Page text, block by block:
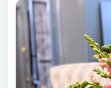
Svettbehandling
Tuina-massage
Taktil massage